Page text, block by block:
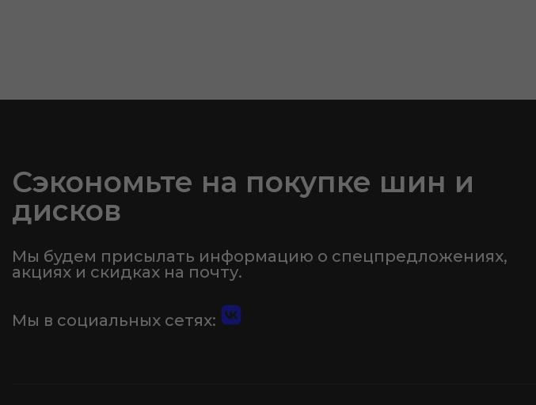
Сэкономьте на покупке шин и
дисков
Мы будем присылать информацию о спецпредложениях,
акциях и скидках на почту.
Мы в социальных сетях: